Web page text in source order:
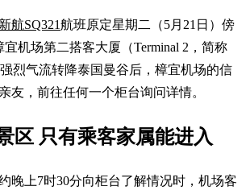
新航SQ321航班原定星期二（5月21日）傍
宜机场第二搭客大厦（Terminal 2，简称
烈气流转降泰国曼谷后，樟宜机场的信
友，前往任何一个柜台询问详情。
区 只有乘客家属能进入
晚上7时30分向柜台了解情况时，机场客